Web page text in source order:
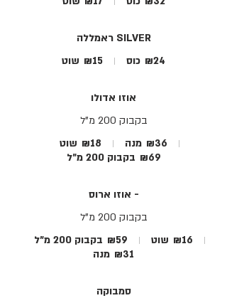
ראמללה SILVER
שוט ₪15 כוס ₪24
אוזו אדולו
בקבוק 200 מ"ל
שוט ₪18 מנה ₪36
בקבוק 200 מ״ל ₪69
אוזו ארוס -
בקבוק 200 מ"ל
בקבוק 200 מ"ל ₪59 שוט ₪16
מנה ₪31
סמבוקה